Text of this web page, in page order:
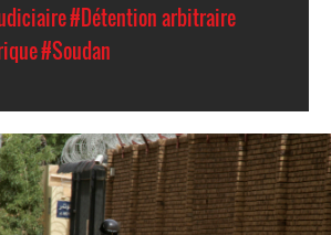
#Détention arbitraire
#Soudan